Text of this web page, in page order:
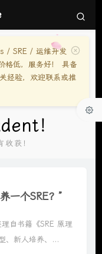
/ SRE / 运维开发
格低，服务好！ 具备
经验，欢迎联系或推
！
收获！
一个SRE？”
自书籍《SRE 原理
、新人培养、...